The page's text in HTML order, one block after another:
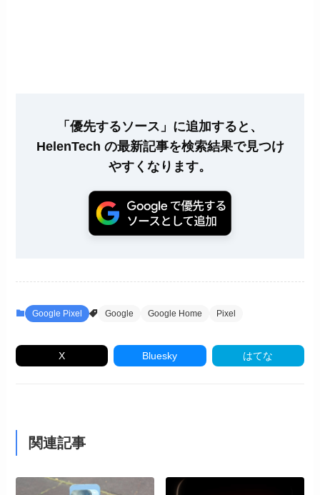
「優先するソース」に追加すると、
HelenTech の最新記事を検索結果で見つけ
やすくなります。
Google Pixel Google Google Home Pixel
X Bluesky はてな
関連記事